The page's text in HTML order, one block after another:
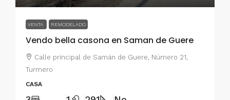
VENTA REMODELADO
Vendo bella casona en Saman de Guere
Calle principal de Samán de Guere, Número 21,
Turmero
CASA